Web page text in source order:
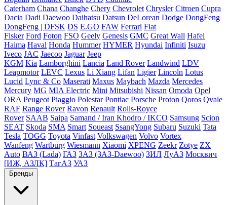
Caterham Chana Changhe Chery Chevrolet Chrysler Citroen Cupra
Dacia Dadi Daewoo Daihatsu Datsun DeLorean Dodge DongFeng
DongFeng | DFSK DS E.GO FAW Ferrari Fiat
Fisker Ford Foton FSO Geely Genesis GMC Great Wall Hafei
Haima Haval Honda Hummer HYMER Hyundai Infiniti Isuzu
Iveco JAC Jaecoo Jaguar Jeep
KGM Kia Lamborghini Lancia Land Rover Landwind LDV
Leapmotor LEVC Lexus Li Xiang Lifan Ligier Lincoln Lotus
Lucid Lync & Co Maserati Maxus Maybach Mazda Mercedes
Mercury MG MIA Electric Mini Mitsubishi Nissan Omoda Opel
ORA Peugeot Piaggio Polestar Pontiac Porsche Proton Qoros Qvale
RAF Range Rover Ravon Renault Rolls-Royce
Rover SAAB Saipa Samand / Iran Khodro / IKCO Samsung Scion
SEAT Skoda SMA Smart Soueast SsangYong Subaru Suzuki Tata
Tesla TOGG Toyota Vinfast Volkswagen Volvo Vortex
Wanfeng Wartburg Wiesmann Xiaomi XPENG Zeekr Zotye ZX
Auto ВАЗ (Lada) ГАЗ ЗАЗ (ЗАЗ-Daewoo) ЗИЛ ЛуАЗ Москвич
[ИЖ, АЗЛК] ТагАЗ УАЗ
Бренды